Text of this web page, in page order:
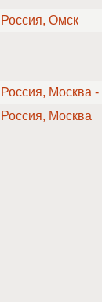
Россия, Омск
Россия, Москва
Россия, Москва